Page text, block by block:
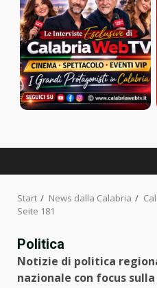
Start News dalla Calabria
Seite 181
Politica
Notizie di politica
nazionale con focus